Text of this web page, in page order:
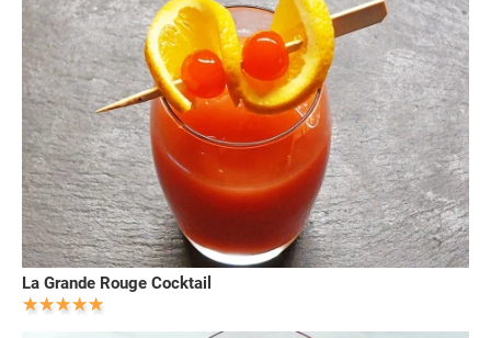
La Grande Rouge Cocktail